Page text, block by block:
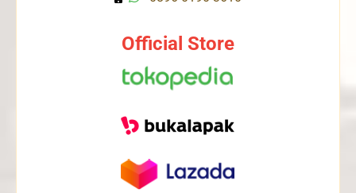
Official Store